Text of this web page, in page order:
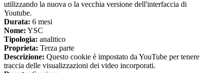
utilizzando la nuova o la vecchia versione dell'interfaccia di
Youtube.
Durata: 6 mesi
Nome: YSC
Tipologia: analitico
Proprieta: Terza parte
Descrizione: Questo cookie è impostato da YouTube per tenere
traccia delle visualizzazioni dei video incorporati.